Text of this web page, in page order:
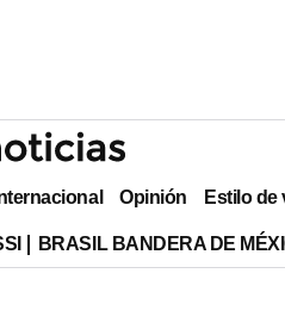
Opinión Estilo de
BRASIL BANDERA DE